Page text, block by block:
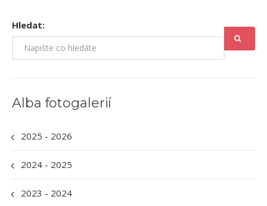
Hledat:
Alba fotogalerií
2025 - 2026
2024 - 2025
2023 - 2024